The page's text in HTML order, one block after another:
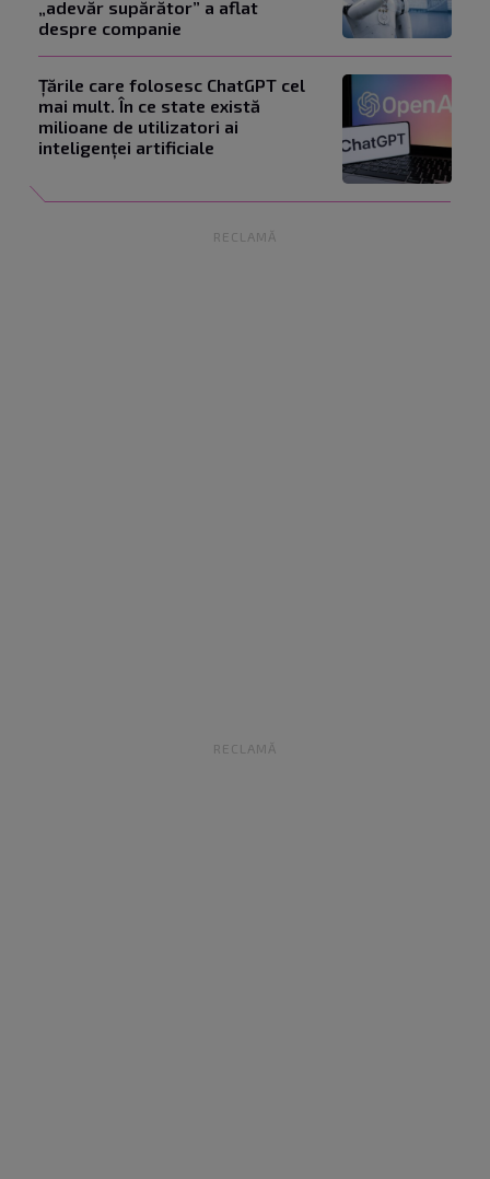
„adevăr supărător” a aflat
despre companie
Țările care folosesc ChatGPT cel
mai mult. În ce state există
milioane de utilizatori ai
inteligenței artificiale
RECLAMĂ
RECLAMĂ